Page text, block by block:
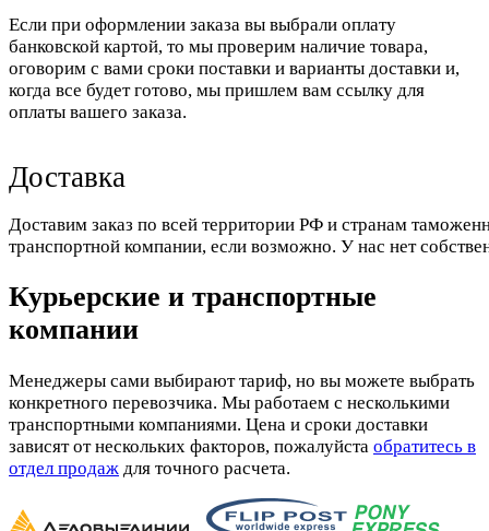
Если при оформлении заказа вы выбрали оплату
банковской картой, то мы проверим наличие товара,
оговорим с вами сроки поставки и варианты доставки и,
когда все будет готово, мы пришлем вам ссылку для
оплаты вашего заказа.
Доставка
Доставим заказ по всей территории РФ и странам
транспортной компании, если возможно. У нас нет
Курьерские и транспортные
компании
Менеджеры сами выбирают тариф, но вы можете выбрать
конкретного перевозчика. Мы работаем с несколькими
транспортными компаниями. Цена и сроки доставки
зависят от нескольких факторов, пожалуйста обратитесь в
отдел продаж для точного расчета.